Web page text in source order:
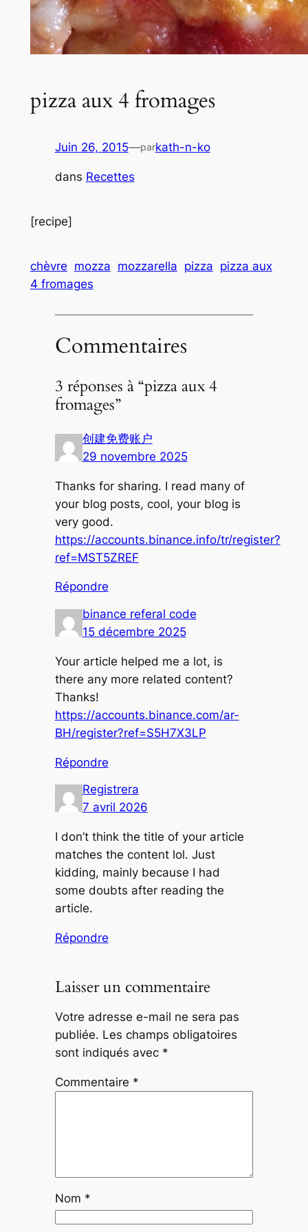
pizza aux 4 fromages
Juin 26, 2015—parkath-n-ko
dans Recettes
[recipe]
chèvre mozza mozzarella pizza pizza aux
4 fromages
Commentaires
3 réponses à “pizza aux 4
fromages”
创建免费账户
29 novembre 2025
Thanks for sharing. I read many of
your blog posts, cool, your blog is
very good.
https://accounts.binance.info/tr/register?
ref=MST5ZREF
Répondre
binance referal code
15 décembre 2025
Your article helped me a lot, is
there any more related content?
Thanks!
https://accounts.binance.com/ar-
BH/register?ref=S5H7X3LP
Répondre
Registrera
7 avril 2026
I don’t think the title of your article
matches the content lol. Just
kidding, mainly because I had
some doubts after reading the
article.
Répondre
Laisser un commentaire
Votre adresse e-mail ne sera pas
publiée. Les champs obligatoires
sont indiqués avec *
Commentaire *
Nom *